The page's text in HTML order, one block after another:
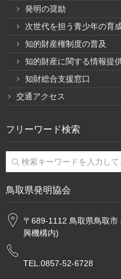
発明の奨励
次世代を担う青少年の育
知的財産権制度の普及
知的財産に関する情報提
知財総合支援窓口
交通アクセス
フリーワード検索
鳥取県発明協会
〒689-1112 鳥取県鳥取
興機構内)
TEL.0857-52-6728